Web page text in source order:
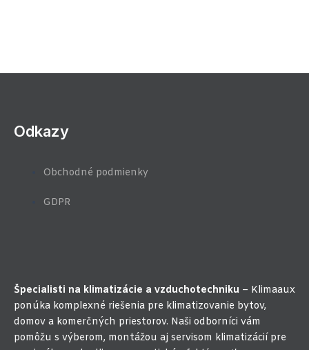
Odkazy
Obchodné podmienky
GDPR
Špecialisti na klimatizácie a vzduchotechniku – Klimaaux
ponúka komplexné riešenia pre klimatizovanie bytov,
domov a komerčných priestorov. Naši odborníci vám
pomôžu s výberom, montážou aj servisom klimatizácií pre